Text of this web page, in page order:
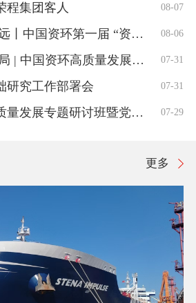
程集团客人 08-07
循绿而行 逐光致远丨中国资环第一届 “资环新星” 训练营开营 08-06
使命领航 实干破局 | 中国资环高质量发展专题研讨班展开分组讨论 07-31
研究工作部署会 07-31
中国资环举办高质量发展专题研讨班暨党委管理干部培训班 07-29
更多